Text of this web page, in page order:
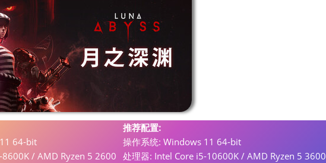
64-bit
/ AMD Ryzen 5 2600
推荐配置:
操作系统: Windows 11 64-bit
处理器: Intel Core i5-10600K / AMD Ryzen 5 3600